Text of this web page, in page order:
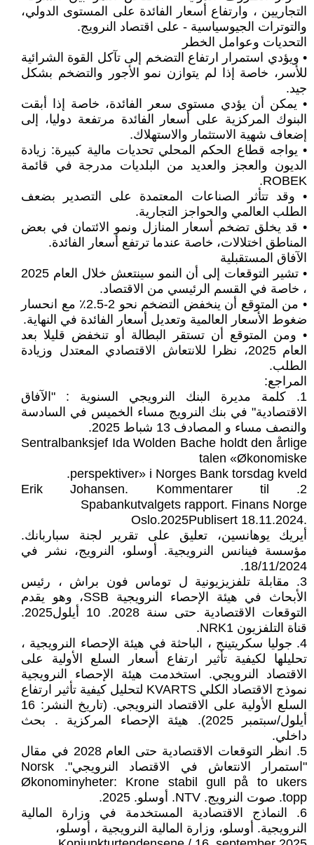
التجاريين ، وارتفاع أسعار الفائدة على المستوى الدولي،
والتوترات الجيوسياسية - على اقتصاد النرويج.
التحديات وعوامل الخطر
• ويؤدي استمرار ارتفاع التضخم إلى تآكل القوة الشرائية
للأسر، خاصة إذا لم يتوازن نمو الأجور والتضخم بشكل
جيد.
• يمكن أن يؤدي مستوى سعر الفائدة، خاصة إذا أبقت
البنوك المركزية على أسعار الفائدة مرتفعة دوليا، إلى
إضعاف شهية الاستثمار والاستهلاك.
• يواجه قطاع الحكم المحلي تحديات مالية كبيرة: زيادة
الديون والعجز والعديد من البلديات مدرجة في قائمة
ROBEK.
• وقد تتأثر الصناعات المعتمدة على التصدير بضعف
الطلب العالمي والحواجز التجارية.
• قد يخلق تضخم أسعار المنازل ونمو الائتمان في بعض
المناطق اختلالات، خاصة عندما ترتفع أسعار الفائدة.
الآفاق المستقبلية
• تشير التوقعات إلى أن النمو سينتعش خلال العام 2025
، خاصة في القسم الرئيسي من الاقتصاد.
• من المتوقع أن ينخفض التضخم نحو 2-2.5٪ مع انحسار
ضغوط الأسعار العالمية وتعديل أسعار الفائدة في النهاية.
• ومن المتوقع أن تستقر البطالة أو تنخفض قليلا بعد
العام 2025، نظرا للانتعاش الاقتصادي المعتدل وزيادة
الطلب.
المراجع:
1. كلمة مديرة البنك النرويجي السنوية : "الآفاق
الاقتصادية" في بنك النرويج مساء الخميس في السادسة
والنصف مساء و المصادف 13 شباط 2025.
Sentralbanksjef Ida Wolden Bache holdt den årlige
talen «Økonomiske
perspektiver» i Norges Bank torsdag kveld.
2. Erik Johansen. Kommentarer til
Spabankutvalgets rapport. Finans Norge
.Oslo.2025Publisert 18.11.2024
أيريك يوهانسين، تعليق على تقرير لجنة سباربانك.
مؤسسة فينانس النرويجية. أوسلو، النرويج، نشر في
18/11/2024.
3. مقابلة تلفزيزيونية ل توماس فون براش ، رئيس
الأبحاث في هيئة الإحصاء النرويجية SSB، وهو يقدم
التوقعات الاقتصادية حتى سنة 2028. 10 أيلول2025.
قناة التلفزيون NRK1.
4. جوليا سكريتينج ، الباحثة في هيئة الإحصاء النرويجية ،
تحليلها لكيفية تأثير ارتفاع أسعار السلع الأولية على
الاقتصاد النرويجي. استخدمت هيئة الإحصاء النرويجية
نموذج الاقتصاد الكلي KVARTS لتحليل كيفية تأثير ارتفاع
السلع الأولية على الاقتصاد النرويجي. (تاريخ النشر: 16
أيلول/سبتمبر 2025). هيئة الإحصاء المركزية . بحث
داخلي.
5. انظر التوقعات الاقتصادية حتى العام 2028 في مقال
"استمرار الانتعاش في الاقتصاد النرويجي". Norsk
Økonominyheter: Krone stabil gull på to ukers
topp. صوت النرويج. NTV. أوسلو. 2025.
6. النماذج الاقتصادية المستخدمة في وزارة المالية
النرويجية. أوسلو، وزارة المالية النرويجية ، أوسلو،